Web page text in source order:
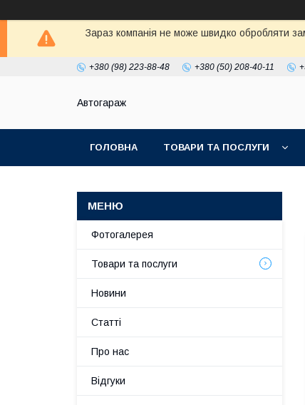
Зараз компанія не може швидко обробляти
+380 (98) 223-88-48 +380 (50) 208-40-11
Автогараж
ГОЛОВНА ТОВАРИ ТА ПОСЛУГИ
Фотогалерея
Товари та послуги
Новини
Статті
Про нас
Відгуки